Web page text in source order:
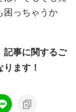
困っちゃうか
記事に関するご
ます！